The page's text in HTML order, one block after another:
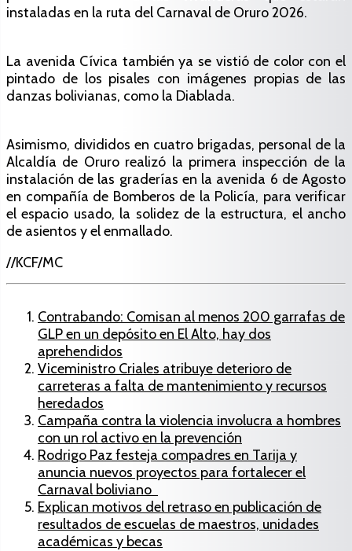
instaladas en la ruta del Carnaval de Oruro 2026.
La avenida Cívica también ya se vistió de color con el
pintado de los pisales con imágenes propias de las
danzas bolivianas, como la Diablada.
Asimismo, divididos en cuatro brigadas, personal de la
Alcaldía de Oruro realizó la primera inspección de la
instalación de las graderías en la avenida 6 de Agosto
en compañía de Bomberos de la Policía, para verificar
el espacio usado, la solidez de la estructura, el ancho
de asientos y el enmallado.
//KCF/MC
Contrabando: Comisan al menos 200 garrafas de
GLP en un depósito en El Alto, hay dos
aprehendidos
Viceministro Criales atribuye deterioro de
carreteras a falta de mantenimiento y recursos
heredados
Campaña contra la violencia involucra a hombres
con un rol activo en la prevención
Rodrigo Paz festeja compadres en Tarija y
anuncia nuevos proyectos para fortalecer el
Carnaval boliviano
Explican motivos del retraso en publicación de
resultados de escuelas de maestros, unidades
académicas y becas